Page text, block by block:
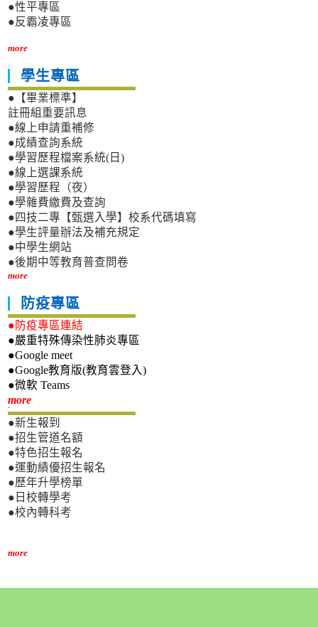
●性平專區
●反霸凌專區
more
學生專區
●【畢業標準】
註冊組重要訊息
●線上申請重補修
●成績查詢系統
●學習歷程檔案系統(日)
●線上選課系統
●學習歷程（夜）
●學雜費繳費及查詢
●四技二專【甄選入學】校系代碼填寫
●學生評量辦法及補充規定
●中學生網站
●後期中等教育普查問卷
more
防疫專區
●防疫專區連結
●嚴重特殊傳染性肺炎專區
●Google meet
●Google教育版(教育雲登入)
●微軟 Teams
more新生專區
●新生報到
●招生管道名額
●特色招生報名
●運動績優招生報名
●歷年升學榜單
●日校轉學考
●校內轉科考
more